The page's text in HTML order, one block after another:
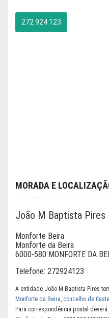
272 924 123
MORADA E
João M Baptista Pires
Monforte Beira
Monforte da Beira
6000-580 MONFORTE DA
Telefone: 272924123
A entidade João M Baptista Pires
Monforte da Beira, concelho de
Para correspondência postal